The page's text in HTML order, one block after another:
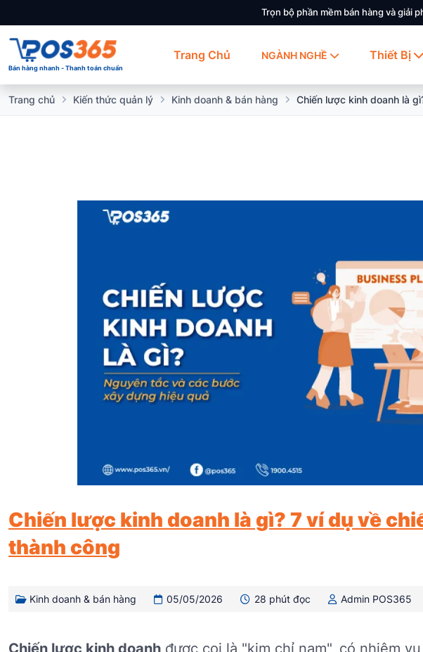
Trọn bộ phần mềm bán hàng và giải
Bán hàng nhanh - Thanh toán chuẩn
Trang Chủ NGÀNH NGHỀ Thiết Bị
Trang chủ Kiến thức quản lý Kinh doanh & bán hàng
Chiến lược kinh doanh là gì? 7 ví dụ về
thành công
Kinh doanh & bán hàng 05/05/2026 28 phút đọc Admin POS365
Chiến lược kinh doanh được coi là "kim chỉ nam", có nhiệm